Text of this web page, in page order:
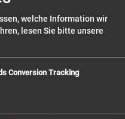
welche Information wir
lesen Sie bitte unsere
Conversion Tracking